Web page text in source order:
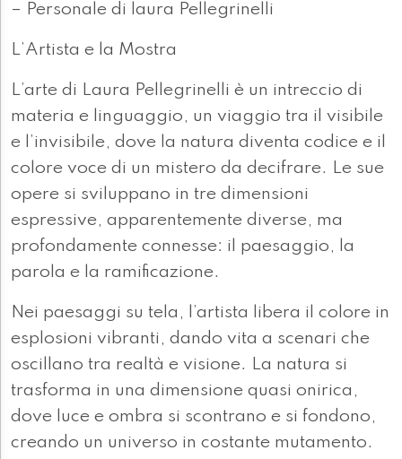
– Personale di laura Pellegrinelli
L’Artista e la Mostra
L’arte di Laura Pellegrinelli è un intreccio di
materia e linguaggio, un viaggio tra il visibile
e l’invisibile, dove la natura diventa codice e il
colore voce di un mistero da decifrare. Le sue
opere si sviluppano in tre dimensioni
espressive, apparentemente diverse, ma
profondamente connesse: il paesaggio, la
parola e la ramificazione.
Nei paesaggi su tela, l’artista libera il colore in
esplosioni vibranti, dando vita a scenari che
oscillano tra realtà e visione. La natura si
trasforma in una dimensione quasi onirica,
dove luce e ombra si scontrano e si fondono,
creando un universo in costante mutamento.